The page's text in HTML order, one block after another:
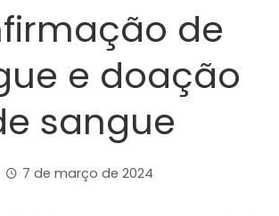
de
e doação
sangue
7 de março de 2024